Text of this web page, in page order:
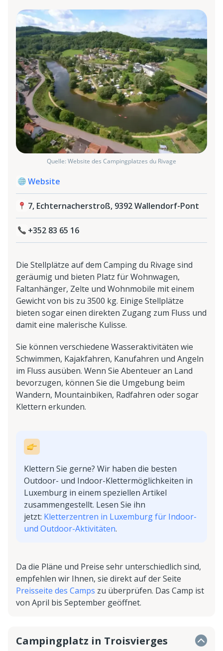
Quelle: Website des Campingplatzes du Rivage
Website
7, Echternacherstroß, 9392 Wallendorf-Pont
+352 83 65 16
Die Stellplätze auf dem Camping du Rivage sind
geräumig und bieten Platz für Wohnwagen,
Faltanhänger, Zelte und Wohnmobile mit einem
Gewicht von bis zu 3500 kg. Einige Stellplätze
bieten sogar einen direkten Zugang zum Fluss und
damit eine malerische Kulisse.
Sie können verschiedene Wasseraktivitäten wie
Schwimmen, Kajakfahren, Kanufahren und Angeln
im Fluss ausüben. Wenn Sie Abenteuer an Land
bevorzugen, können Sie die Umgebung beim
Wandern, Mountainbiken, Radfahren oder sogar
Klettern erkunden.
Klettern Sie gerne? Wir haben die besten
Outdoor- und Indoor-Klettermöglichkeiten in
Luxemburg in einem speziellen Artikel
zusammengestellt. Lesen Sie ihn
jetzt: Kletterzentren in Luxemburg für Indoor-
und Outdoor-Aktivitäten.
Da die Pläne und Preise sehr unterschiedlich sind,
empfehlen wir Ihnen, sie direkt auf der Seite
Preisseite des Camps zu überprüfen. Das Camp ist
von April bis September geöffnet.
Campingplatz in Troisvierges